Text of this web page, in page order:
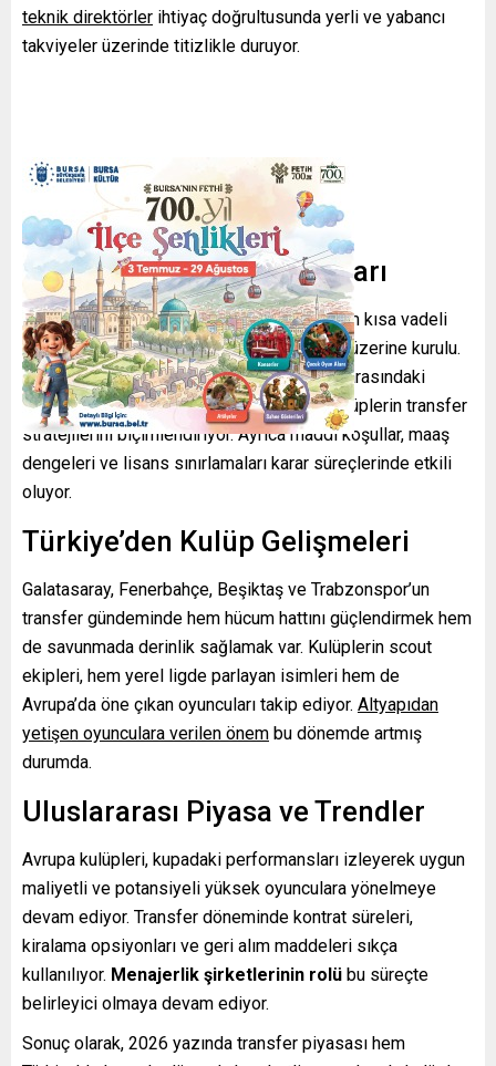
teknik direktörler ihtiyaç doğrultusunda yerli ve yabancı
takviyeler üzerinde titizlikle duruyor.
Öne Çıkan Transfer Konuları
Genel olarak, büyük takımların hedefleri hem kısa vadeli
başarı hem de uzun vadeli sürdürülebilirlik üzerine kurulu.
Genç yeteneklerile deneyimli oyuncular arasındaki
denge sağlanmaya çalışılıyor; bu durum kulüplerin transfer
stratejilerini biçimlendiriyor. Ayrıca maddi koşullar, maaş
dengeleri ve lisans sınırlamaları karar süreçlerinde etkili
oluyor.
Türkiye’den Kulüp Gelişmeleri
Galatasaray, Fenerbahçe, Beşiktaş ve Trabzonspor’un
transfer gündeminde hem hücum hattını güçlendirmek hem
de savunmada derinlik sağlamak var. Kulüplerin scout
ekipleri, hem yerel ligde parlayan isimleri hem de
Avrupa’da öne çıkan oyuncuları takip ediyor. Altyapıdan
yetişen oyunculara verilen önem bu dönemde artmış
durumda.
Uluslararası Piyasa ve Trendler
Avrupa kulüpleri, kupadaki performansları izleyerek uygun
maliyetli ve potansiyeli yüksek oyunculara yönelmeye
devam ediyor. Transfer döneminde kontrat süreleri,
kiralama opsiyonları ve geri alım maddeleri sıkça
kullanılıyor. Menajerlik şirketlerinin rolü bu süreçte
belirleyici olmaya devam ediyor.
Sonuç olarak, 2026 yazında transfer piyasası hem